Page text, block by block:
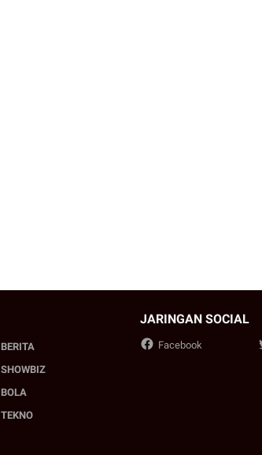
BERITA
SHOWBIZ
BOLA
TEKNO
JARINGAN SOCIAL
Facebook